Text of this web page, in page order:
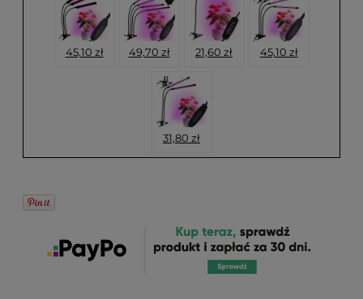
45,10 zł 49,70 zł 21,60 zł 45,10 zł
31,80 zł